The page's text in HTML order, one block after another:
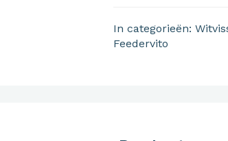
In categorieën:
Feedervito